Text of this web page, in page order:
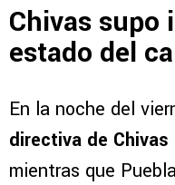
Chivas supo
estado del
En la noche del
directiva de
mientras que